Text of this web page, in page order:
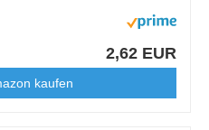
2,62 EUR
kaufen